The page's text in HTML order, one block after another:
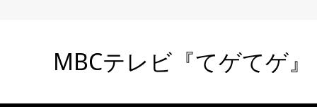
MBCテレビ『てゲてゲ』